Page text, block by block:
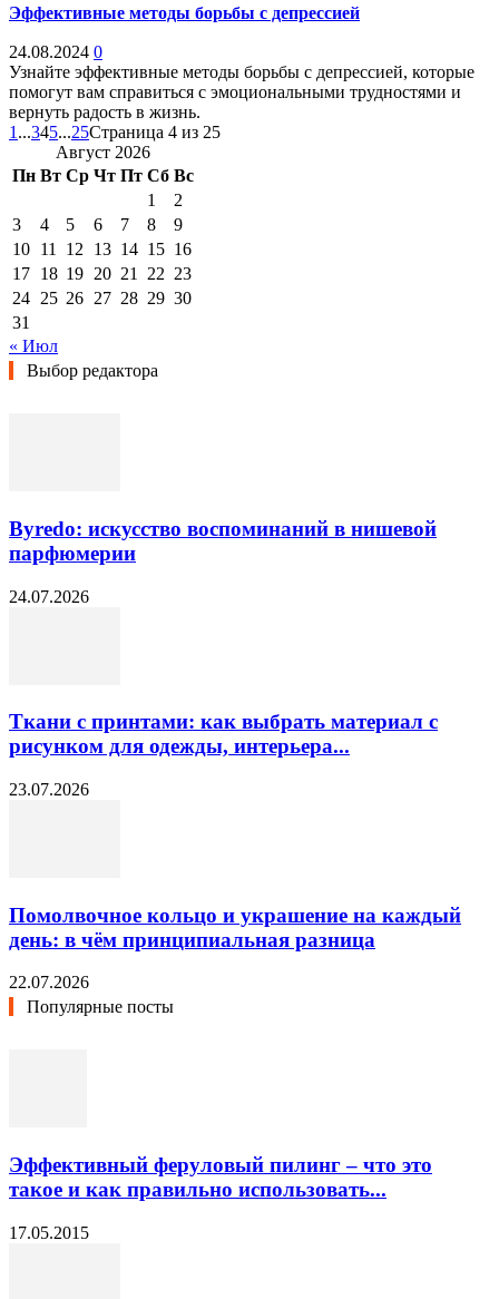
Эффективные методы борьбы с депрессией
24.08.2024 0
Узнайте эффективные методы борьбы с депрессией, которые
помогут вам справиться с эмоциональными трудностями и
вернуть радость в жизнь.
1 ...345...25Страница 4 из 25
Август 2026
Пн Вт Ср Чт Пт Сб Вс
1
2
3
4 5 6 7 8
9
10 11 12 13 14 15 16
17 18 19 20 21 22 23
24 25 26 27 28 29 30
31
« Июл
Выбор редактора
Byredo: искусство воспоминаний в нишевой
парфюмерии
24.07.2026
Ткани с принтами: как выбрать материал с
рисунком для одежды, интерьера...
23.07.2026
Помолвочное кольцо и украшение на каждый
день: в чём принципиальная разница
22.07.2026
Популярные посты
Эффективный феруловый пилинг – что это
такое и как правильно использовать...
17.05.2015